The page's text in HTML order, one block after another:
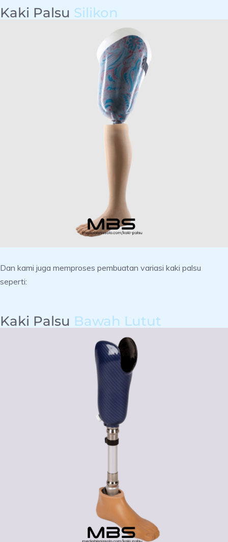
Kaki Palsu Silikon
Dan kami juga memproses pembuatan variasi kaki palsu
seperti:
Kaki Palsu Bawah Lutut